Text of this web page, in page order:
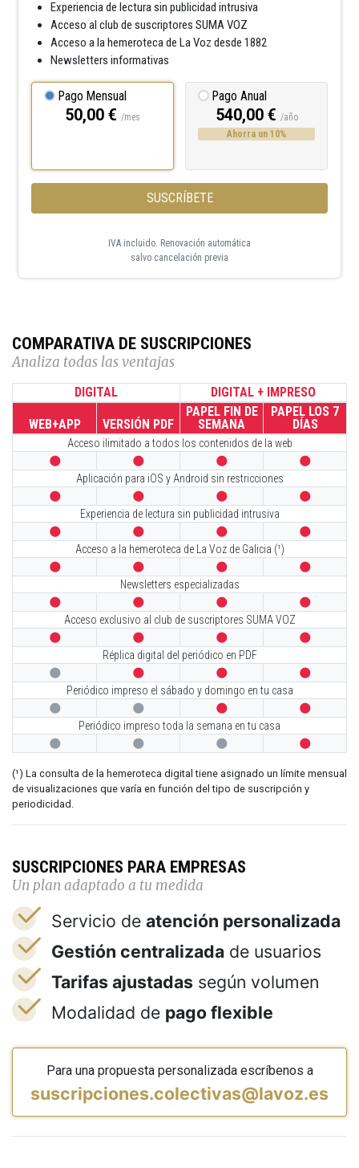
Experiencia de lectura sin publicidad intrusiva
Acceso al club de suscriptores SUMA VOZ
Acceso a la hemeroteca de La Voz desde 1882
Newsletters informativas
Pago Mensual
50,00 € /mes
Pago Anual
540,00 € /año
Ahorra un 10%
SUSCRÍBETE
IVA incluido. Renovación automática
salvo cancelación previa
COMPARATIVA DE SUSCRIPCIONES
Analiza todas las ventajas
DIGITAL DIGITAL + IMPRESO
WEB+APP VERSIÓN PDF
PAPEL FIN DE
SEMANA
PAPEL LOS 7
DÍAS
Acceso ilimitado a todos los contenidos de la web
   
Aplicación para iOS y Android sin restricciones
   
Experiencia de lectura sin publicidad intrusiva
   
Acceso a la hemeroteca de La Voz de Galicia (¹)
   
Newsletters especializadas
   
Acceso exclusivo al club de suscriptores SUMA VOZ
   
Réplica digital del periódico en PDF
   
Periódico impreso el sábado y domingo en tu casa
   
Periódico impreso toda la semana en tu casa
   
(¹) La consulta de la hemeroteca digital tiene asignado un límite mensual
de visualizaciones que varía en función del tipo de suscripción y
periodicidad.
SUSCRIPCIONES PARA EMPRESAS
Un plan adaptado a tu medida
Servicio de atención personalizada
Gestión centralizada de usuarios
Tarifas ajustadas según volumen
Modalidad de pago flexible
Para una propuesta personalizada escríbenos a
suscripciones.colectivas@lavoz.es